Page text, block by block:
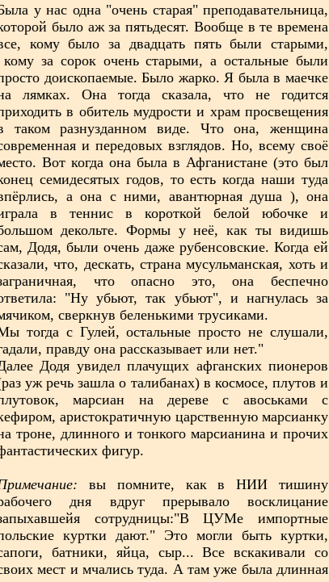
у нас одна "очень старая" преподавательница,
было аж за пятьдесят. Вообще в те времена
кому было за двадцать пять были старыми,
кому за сорок очень старыми, а остальные были
доископаемые. Было жарко. Я была в маечке
лямках. Она тогда сказала, что не годится
в обитель мудрости и храм просвещения
таком разнузданном виде. Что она, женщина
и передовых взглядов. Но, всему своё
Вот когда она была в Афганистане (это был
семидесятых годов, то есть когда наши туда
а она с ними, авантюрная душа ), она
в теннис в короткой белой юбочке и
декольте. Формы у неё, как ты видишь
Додя, были очень даже рубенсовские. Когда ей
что, дескать, страна мусульманская, хоть и
что опасно это, она беспечно
"Ну убьют, так убьют", и нагнулась за
сверкнув беленькими трусиками.
тогда с Гулей, остальные просто не слушали,
правду она рассказывает или нет."
Додя увидел плачущих афганских пионеров
уж речь зашла о талибанах) в космосе, плутов и
марсиан на дереве с авоськами с
аристократичную царственную марсианку
троне, длинного и тонкого марсианина и прочих
фигур.
вы помните, как в НИИ тишину
дня вдруг прерывало восклицание
сотрудницы:"В ЦУМе импортные
куртки дают." Это могли быть куртки,
батники, яйца, сыр... Все вскакивали со
мест и мчались туда. А там уже была длинная